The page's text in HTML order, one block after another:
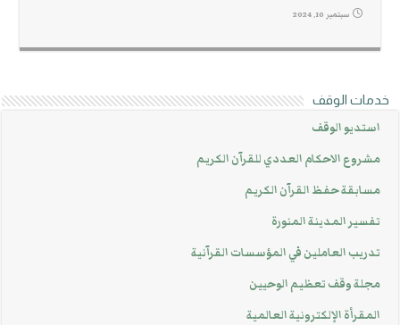
سبتمبر 10, 2024
خدمات الوقف
استديو الوقف
مشروع الاحكام العددي للقرآن الكريم
مسابقة حفظ القرآن الكريم
تفسير المدينة المنورة
تدريب العاملين في المؤسسات القرآنية
مجلة وقف تعظيم الوحيين
المقرأة الإلكترونية العالمية